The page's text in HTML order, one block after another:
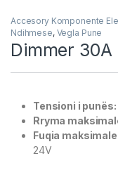
Accesory Komponente
Ndihmese, Vegla Pune
Dimmer
Tensioni i punës:
Rryma
Fuqia
24V